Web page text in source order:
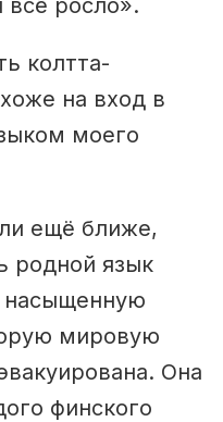
колтта-
на вход в
моего
ещё ближе,
родной язык
насыщенную
мировую
Она
финского